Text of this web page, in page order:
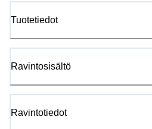
Tuotetiedot
Ravintosisältö
Ravintotiedot